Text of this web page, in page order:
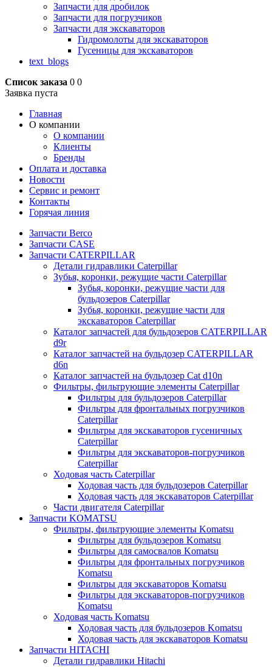
Запчасти для дробилок
Запчасти для погрузчиков
Запчасти для экскаваторов
Гидромолоты для экскаваторов
Гусеницы для экскаваторов
text_blogs
Список заказа 0 0
Заявка пуста
Главная
О компании
О компании
Клиенты
Бренды
Оплата и доставка
Новости
Сервис и ремонт
Контакты
Горячая линия
Запчасти Berco
Запчасти CASE
Запчасти CATERPILLAR
Детали гидравлики Caterpillar
Зубья, коронки, режущие части Caterpillar
Зубья, коронки, режущие части для
бульдозеров Caterpillar
Зубья, коронки, режущие части для
экскаваторов Caterpillar
Каталог запчастей для бульдозеров CATERPILLAR
d9r
Каталог запчастей на бульдозер CATERPILLAR
d6n
Каталог запчастей на бульдозер Сat d10n
Фильтры, фильтрующие элементы Caterpillar
Фильтры для бульдозеров Caterpillar
Фильтры для фронтальных погрузчиков
Caterpillar
Фильтры для экскаваторов гусеничных
Caterpillar
Фильтры для экскаваторов-погрузчиков
Caterpillar
Ходовая часть Caterpillar
Ходовая часть для бульдозеров Caterpillar
Ходовая часть для экскаваторов Caterpillar
Части двигателя Caterpillar
Запчасти KOMATSU
Фильтры, фильтрующие элементы Komatsu
Фильтры для бульдозеров Komatsu
Фильтры для самосвалов Komatsu
Фильтры для фронтальных погрузчиков
Komatsu
Фильтры для экскаваторов Komatsu
Фильтры для экскаваторов-погрузчиков
Komatsu
Ходовая часть Komatsu
Ходовая часть для бульдозеров Komatsu
Ходовая часть для экскаваторов Komatsu
Запчасти HITACHI
Детали гидравлики Hitachi